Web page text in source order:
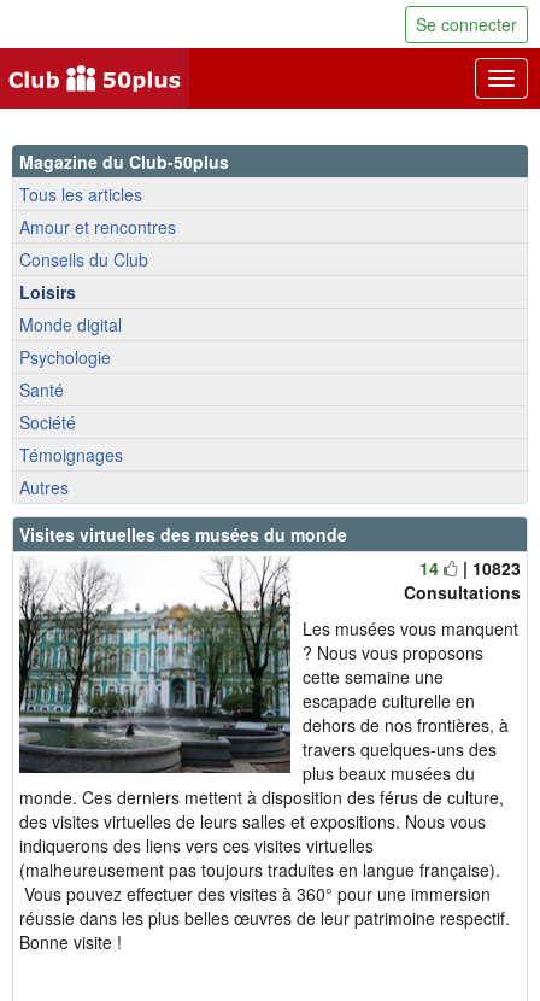
Se connecter
Magazine du Club-50plus
Tous les articles
Amour et rencontres
Conseils du Club
Loisirs
Monde digital
Psychologie
Santé
Société
Témoignages
Autres
Visites virtuelles des musées du monde
14
| 10823
Consultations
Les musées vous manquent
? Nous vous proposons
cette semaine une
escapade culturelle en
dehors de nos frontières, à
travers quelques-uns des
plus beaux musées du
monde. Ces derniers mettent à disposition des férus de culture,
des visites virtuelles de leurs salles et expositions. Nous vous
indiquerons des liens vers ces visites virtuelles
(malheureusement pas toujours traduites en langue française).
Vous pouvez effectuer des visites à 360° pour une immersion
réussie dans les plus belles œuvres de leur patrimoine respectif.
Bonne visite !